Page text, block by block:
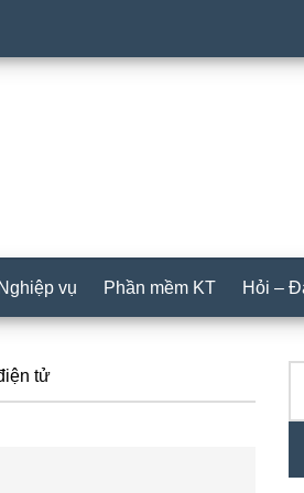
Nghiệp vụ Phần mềm KT Hỏi –
tử